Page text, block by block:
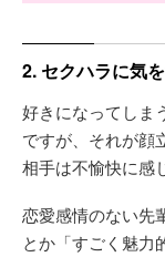
2. セクハラに気
好きになってしま
ですが、それが顔
相手は不愉快に感
恋愛感情のない先
とか「すごく魅力